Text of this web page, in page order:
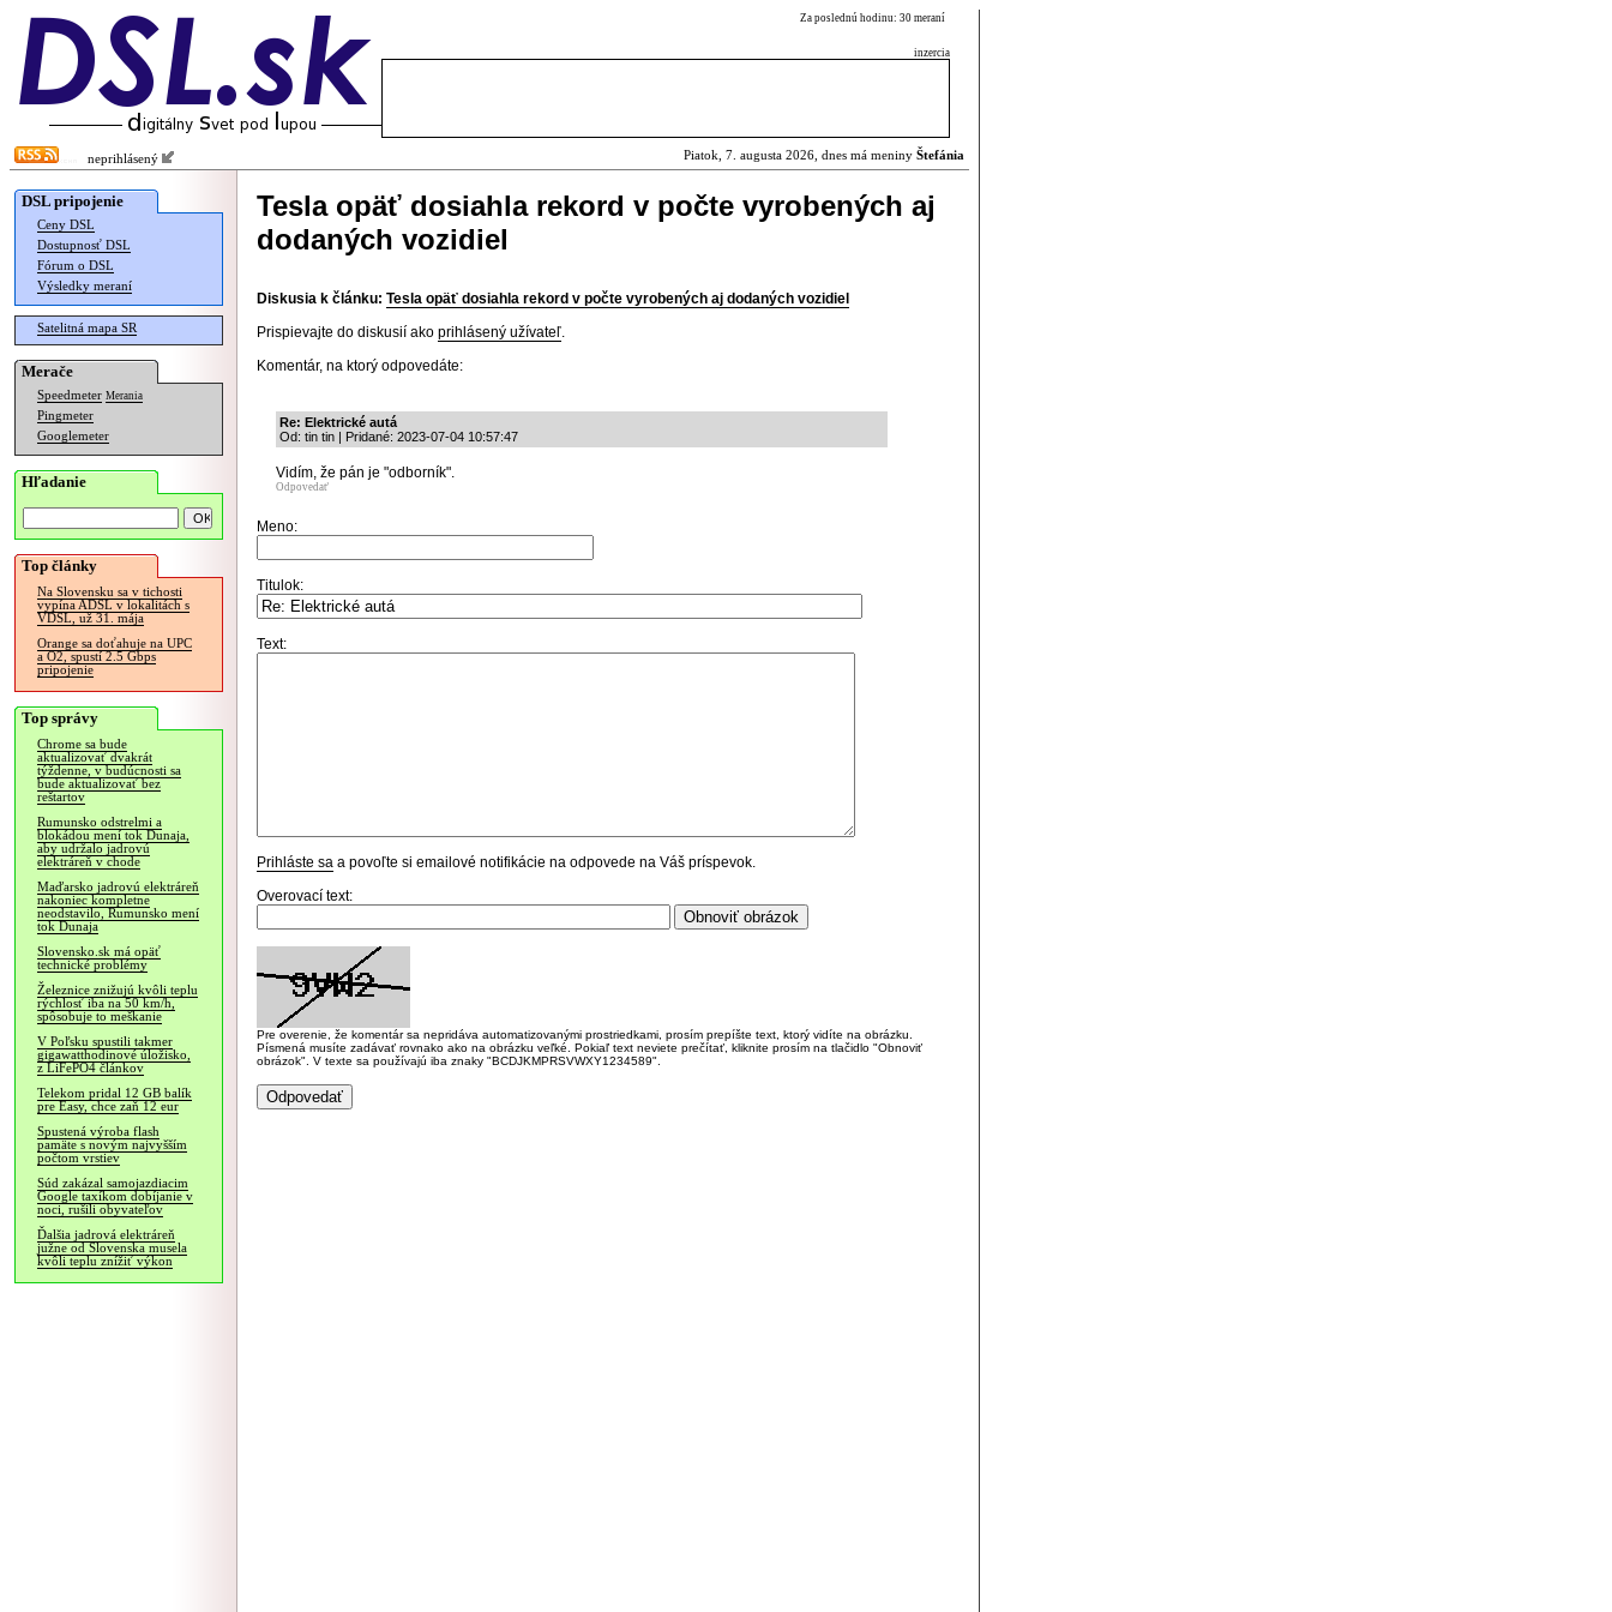
Za poslednú hodinu: 30 meraní
inzercia
neprihlásený Piatok, 7. augusta 2026, dnes má meniny Štefánia
DSL pripojenie
Ceny DSL
Dostupnosť DSL
Fórum o DSL
Výsledky meraní
Satelitná mapa SR
Merače
Speedmeter Merania
Pingmeter
Googlemeter
Hľadanie
Top články
Na Slovensku sa v tichosti
vypína ADSL v lokalitách s
VDSL, už 31. mája
Orange sa doťahuje na UPC
a O2, spustí 2.5 Gbps
pripojenie
Top správy
Chrome sa bude
aktualizovať dvakrát
týždenne, v budúcnosti sa
bude aktualizovať bez
reštartov
Rumunsko odstrelmi a
blokádou mení tok Dunaja,
aby udržalo jadrovú
elektráreň v chode
Maďarsko jadrovú elektráreň
nakoniec kompletne
neodstavilo, Rumunsko mení
tok Dunaja
Slovensko.sk má opäť
technické problémy
Železnice znižujú kvôli teplu
rýchlosť iba na 50 km/h,
spôsobuje to meškanie
V Poľsku spustili takmer
gigawatthodinové úložisko,
z LiFePO4 článkov
Telekom pridal 12 GB balík
pre Easy, chce zaň 12 eur
Spustená výroba flash
pamäte s novým najvyšším
počtom vrstiev
Súd zakázal samojazdiacim
Google taxíkom dobíjanie v
noci, rušili obyvateľov
Ďalšia jadrová elektráreň
južne od Slovenska musela
kvôli teplu znížiť výkon
Tesla opäť dosiahla rekord v počte vyrobených aj
dodaných vozidiel
Diskusia k článku: Tesla opäť dosiahla rekord v počte vyrobených aj dodaných vozidiel
Prispievajte do diskusií ako prihlásený užívateľ.
Komentár, na ktorý odpovedáte:
Re: Elektrické autá
Od: tin tin | Pridané: 2023-07-04 10:57:47
Vidím, že pán je "odborník".
Odpovedať
Meno:
Titulok:
Text:
Prihláste sa a povoľte si emailové notifikácie na odpovede na Váš príspevok.
Overovací text:
Pre overenie, že komentár sa nepridáva automatizovanými prostriedkami, prosím prepíšte text, ktorý vidíte na obrázku.
Písmená musíte zadávať rovnako ako na obrázku veľké. Pokiaľ text neviete prečítať, kliknite prosím na tlačidlo "Obnoviť
obrázok". V texte sa používajú iba znaky "BCDJKMPRSVWXY1234589".